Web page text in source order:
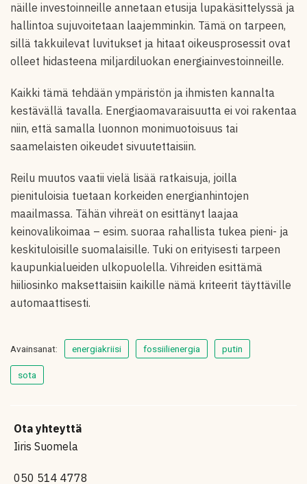
näille investoinneille annetaan etusija lupakäsittelyssä ja
hallintoa sujuvoitetaan laajemminkin. Tämä on tarpeen,
sillä takkuilevat luvitukset ja hitaat oikeusprosessit ovat
olleet hidasteena miljardiluokan energiainvestoinneille.
Kaikki tämä tehdään ympäristön ja ihmisten kannalta
kestävällä tavalla. Energiaomavaraisuutta ei voi rakentaa
niin, että samalla luonnon monimuotoisuus tai
saamelaisten oikeudet sivuutettaisiin.
Reilu muutos vaatii vielä lisää ratkaisuja, joilla
pienituloisia tuetaan korkeiden energianhintojen
maailmassa. Tähän vihreät on esittänyt laajaa
keinovalikoimaa – esim. suoraa rahallista tukea pieni- ja
keskituloisille suomalaisille. Tuki on erityisesti tarpeen
kaupunkialueiden ulkopuolella. Vihreiden esittämä
hiiliosinko maksettaisiin kaikille nämä kriteerit täyttäville
automaattisesti.
Avainsanat: energiakriisi fossiilienergia putin
sota
Ota yhteyttä
Iiris Suomela
050 514 4778